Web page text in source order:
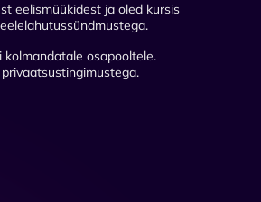
eelismüükidest ja oled kursis
osapooltele.